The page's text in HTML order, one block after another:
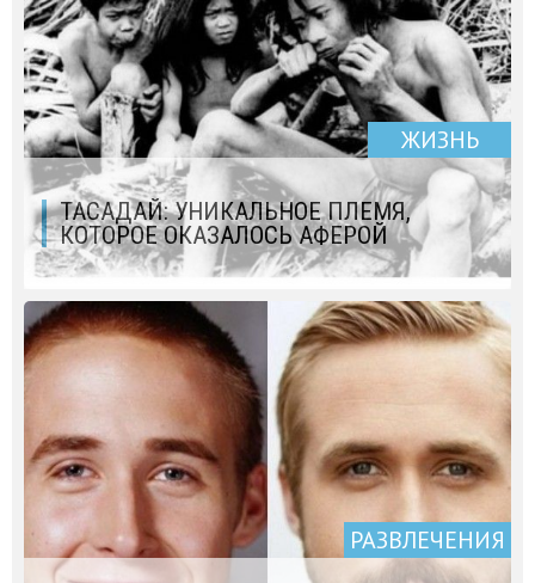
ЖИЗНЬ
ТАСАДАЙ: УНИКАЛЬНОЕ ПЛЕМЯ,
КОТОРОЕ ОКАЗАЛОСЬ АФЕРОЙ
РАЗВЛЕЧЕНИЯ